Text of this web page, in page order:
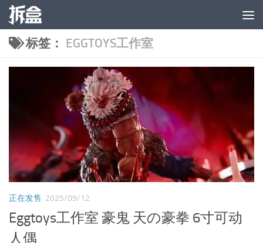
跳至内容
标签： EGGTOYS工作室
正在发售 2025/09/12
Eggtoys工作室 豪鬼 天の豪拳 6寸可动
人偶